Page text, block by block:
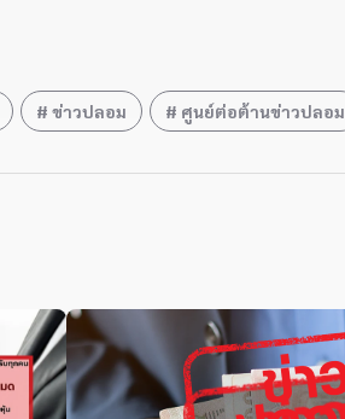
ข่าวปลอม ศูนย์ต่อต้านข่าวปลอม